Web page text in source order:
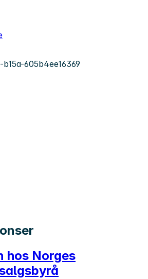
605b4ee16369
hos Norges